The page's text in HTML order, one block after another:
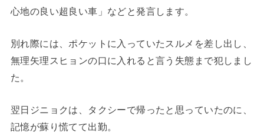
心地の良い超良い車」などと発言します。
別れ際には、ポケットに入っていたスルメを差し出し、
無理矢理スヒョンの口に入れると言う失態まで犯しまし
た。
翌日ジニョクは、タクシーで帰ったと思っていたのに、
記憶が蘇り慌てて出勤。